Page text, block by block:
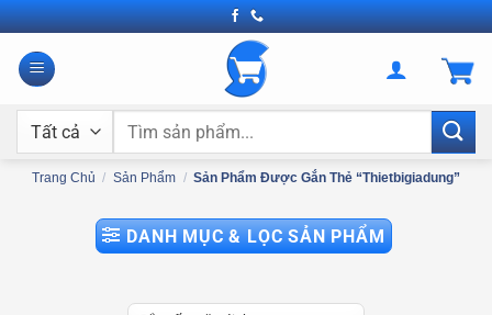
Bỏ
qua
nội
Tìm
Trang Chủ / Sản Phẩm / Sản Phẩm Được Gắn Thẻ “thietbigiadung”
DANH MỤC & LỌC SẢN PHẨM